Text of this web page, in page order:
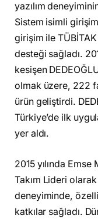
yazılım
Sistem isimli
girişim ile TÜBİTAK
desteği sağladı.
kesişen
olmak üzere, 222
ürün geliştirdi.
Türkiye’de ilk
yer aldı.
2015 yılında Emse
Takım Lideri
deneyiminde,
katkılar sağladı.